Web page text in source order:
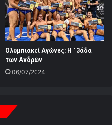
Ολυμπιακοί Αγώνες: Η 13άδα
των Ανδρών
06/07/2024